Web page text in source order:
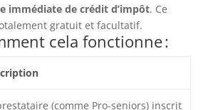
immédiate de crédit d’impôt. Ce
gratuit et facultatif.
cela fonctionne :
(comme Pro-seniors) inscrit